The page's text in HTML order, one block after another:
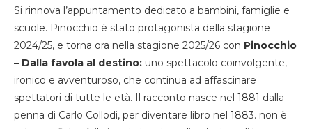
Si rinnova l’appuntamento dedicato a bambini, famiglie e
scuole. Pinocchio è stato protagonista della stagione
2024/25, e torna ora nella stagione 2025/26 con Pinocchio
– Dalla favola al destino: uno spettacolo coinvolgente,
ironico e avventuroso, che continua ad affascinare
spettatori di tutte le età. Il racconto nasce nel 1881 dalla
penna di Carlo Collodi, per diventare libro nel 1883. non è